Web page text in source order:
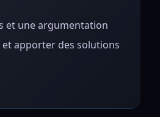
et une argumentation
apporter des solutions